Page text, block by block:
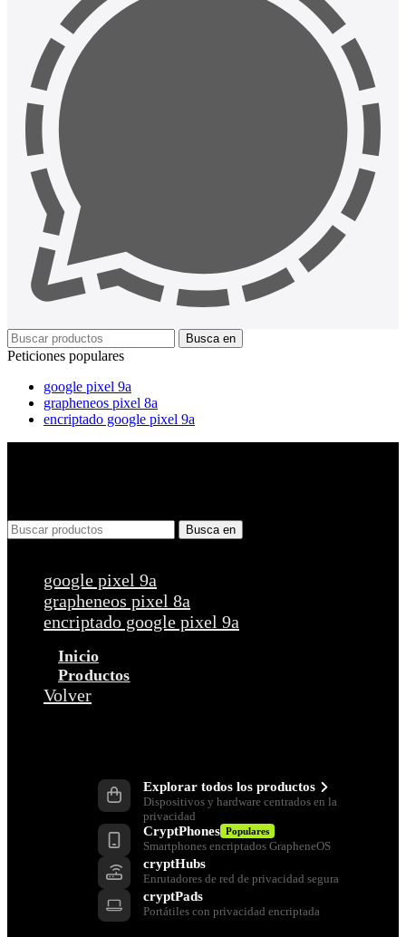
Busca en
Peticiones populares
google pixel 9a
grapheneos pixel 8a
encriptado google pixel 9a
Busca en
google pixel 9a
grapheneos pixel 8a
encriptado google pixel 9a
Inicio
Productos
Volver
Explorar todos los productos
Dispositivos y hardware centrados en la
privacidad
CryptPhones Populares
Smartphones encriptados GrapheneOS
cryptHubs
Enrutadores de red de privacidad segura
cryptPads
Portátiles con privacidad encriptada